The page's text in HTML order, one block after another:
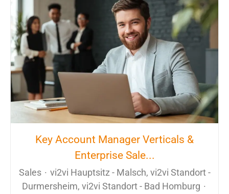
Key Account Manager Verticals &
Enterprise Sale...
Sales · vi2vi Hauptsitz - Malsch, vi2vi Standort -
Durmersheim, vi2vi Standort - Bad Homburg ·